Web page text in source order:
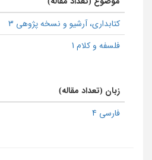
كتابداری، آرشیو و نسخه پژوهی 3
فلسفه و کلام 1
زبان (تعداد مقاله)
فارسی 4